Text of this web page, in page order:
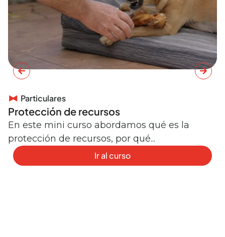
Particulares
Protección de recursos
En este mini curso abordamos qué es la
protección de recursos, por qué...
Ir al curso